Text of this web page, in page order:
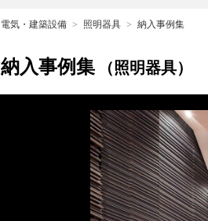
電気・建築設備 照明器具 納入事例集
納入事例集 （照明器具）